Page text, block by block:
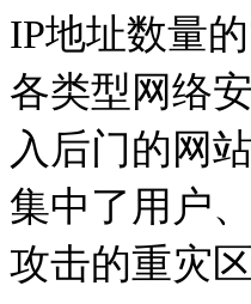
IP地址数量
各类型网络
入后门的网
集中了用户
攻击的重灾区